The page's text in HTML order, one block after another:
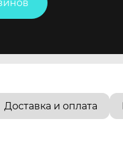
Доставка и оплата